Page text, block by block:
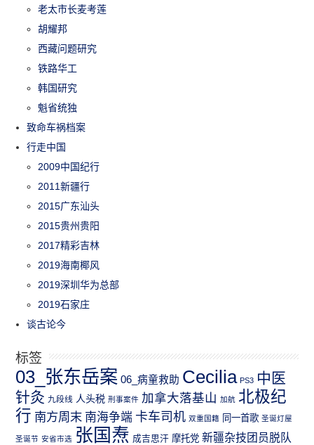
老太市长麦考莲
胡耀邦
西藏问题研究
铁路华工
韩国研究
魁省统独
致命车祸档案
行走中国
2009中国纪行
2011新疆行
2015广东汕头
2015贵州贵阳
2017精彩吉林
2019海南椰风
2019深圳华为总部
2019石家庄
谈古论今
标签
03_张东岳案 06_病童救助 Cecilia PS3 中医
针灸 九段线 人头税 刑事案件 加拿大落基山 加航 北极纪
行 南方周末 南海争端 卡车司机 双重国籍 同一首歌 圣诞灯屋
圣诞节 安省市选 张国焘 成吉思汗 摩托党 新疆杂技团员脱队